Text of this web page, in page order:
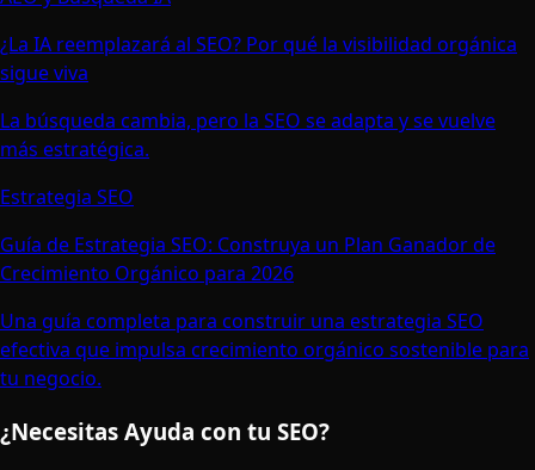
¿La IA reemplazará al SEO? Por qué la visibilidad orgánica
sigue viva
La búsqueda cambia, pero la SEO se adapta y se vuelve
más estratégica.
Estrategia SEO
Guía de Estrategia SEO: Construya un Plan Ganador de
Crecimiento Orgánico para 2026
Una guía completa para construir una estrategia SEO
efectiva que impulsa crecimiento orgánico sostenible para
tu negocio.
¿Necesitas Ayuda con tu SEO?